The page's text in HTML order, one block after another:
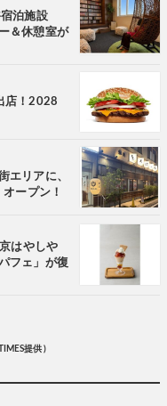
泊施設
＆休憩室が
店！2028
エリアに、
ープン！
はやしや
フェ」が復
提供 )